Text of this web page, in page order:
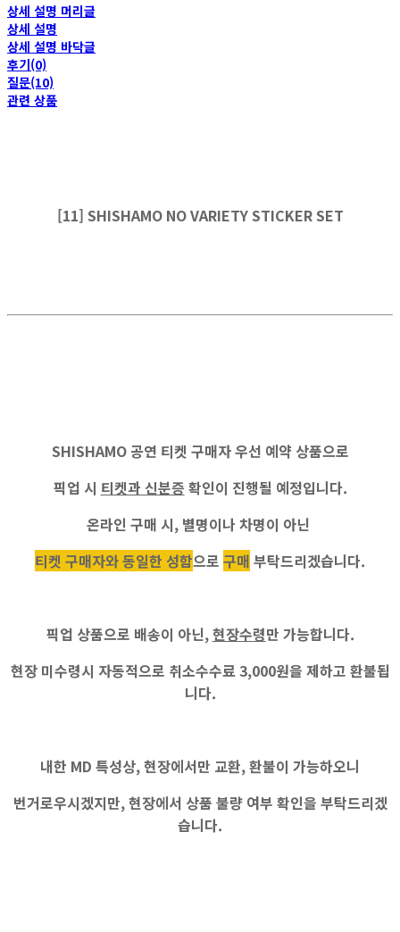
상세 설명 머리글
상세 설명
상세 설명 바닥글
후기(0)
질문(10)
관련 상품
[11] SHISHAMO NO VARIETY STICKER SET
SHISHAMO 공연 티켓 구매자우선 예약 상품으로
픽업 시 티켓과 신분증 확인이 진행될 예정입니다.
온라인 구매 시, 별명이나 차명이 아닌
티켓 구매자와 동일한 성함으로 구매 부탁드리겠습니다.
픽업 상품으로 배송이 아닌,현장수령만 가능합니다.
현장 미수령시 자동적으로 취소수수료 3,000원을 제하고 환불됩
니다.
내한 MD 특성상, 현장에서만 교환, 환불이 가능하오니
번거로우시겠지만, 현장에서 상품 불량 여부 확인을 부탁드리겠
습니다.